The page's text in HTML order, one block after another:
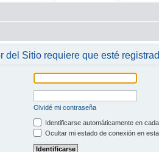
del Sitio requiere que esté
Olvidé mi contraseña
Identificarse automáticamente en
Ocultar mi estado de conexión en